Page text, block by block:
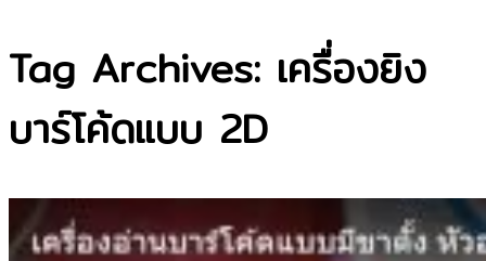
Tag Archives: เครื่องยิง
บาร์โค้ดแบบ 2D